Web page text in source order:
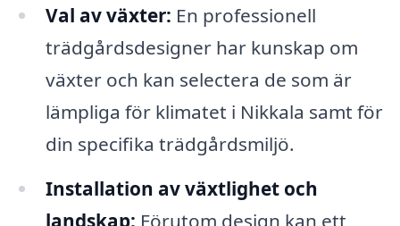
Val av växter: En professionell
trädgårdsdesigner har kunskap om
växter och kan selectera de som är
lämpliga för klimatet i Nikkala samt för
din specifika trädgårdsmiljö.
Installation av växtlighet och
landskap: Förutom design kan ett